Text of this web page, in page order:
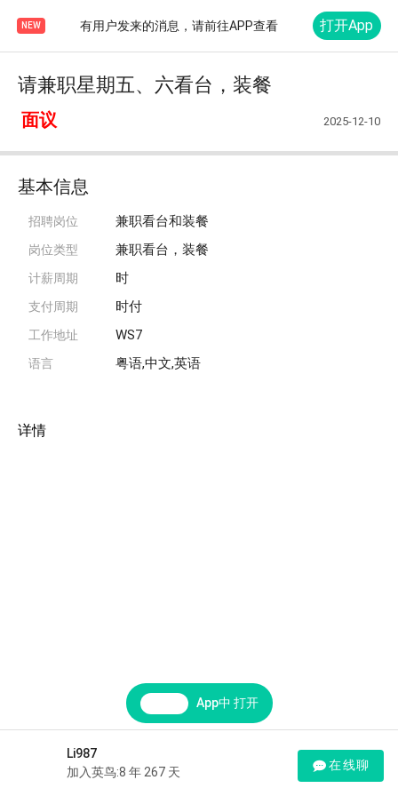
NEW 有用户发来的消息，请前往APP查看 打开App
请兼职星期五、六看台，装餐
面议 2025-12-10
基本信息
招聘岗位 兼职看台和装餐
岗位类型 兼职看台，装餐
计薪周期 时
支付周期 时付
工作地址 WS7
语言 粤语,中文,英语
详情
App中 打开
Li987
加入英鸟:8 年 267 天
在线聊